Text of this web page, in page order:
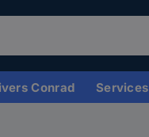
Conrad Services